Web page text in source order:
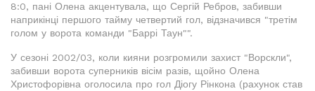
8:0, пані Олена акцентувала, що Сергій Ребров, забивши
наприкінці першого тайму четвертий гол, відзначився "третім
голом у ворота команди "Баррі Таун"".
У сезоні 2002/03, коли кияни розгромили захист "Ворскли",
забивши ворота суперників вісім разів, щойно Олена
Христофорівна оголосила про гол Діогу Рінкона (рахунок став